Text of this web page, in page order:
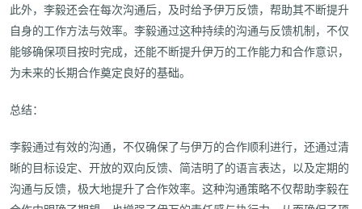
此外，李毅还会在每次沟通后，及时给予伊万反馈，帮助其不断提升
自身的工作方法与效率。李毅通过这种持续的沟通与反馈机制，不仅
能够确保项目按时完成，还能不断提升伊万的工作能力和合作意识，
为未来的长期合作奠定良好的基础。
总结：
李毅通过有效的沟通，不仅确保了与伊万的合作顺利进行，还通过清
晰的目标设定、开放的双向反馈、简洁明了的语言表达，以及定期的
沟通与反馈，极大地提升了合作效率。这种沟通策略不仅帮助李毅在